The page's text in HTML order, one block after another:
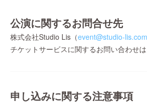
公演に関するお問合せ先
株式会社Studio Lis（event@studio-lis.com
チケットサービスに関するお問い合わせは
申し込みに関する注意事項